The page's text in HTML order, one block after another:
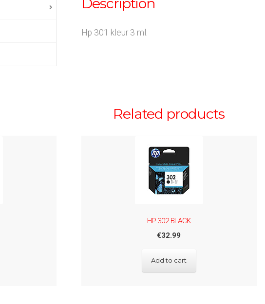
Hp 301 kleur 3 ml.
Related products
HP 302 BLACK
€32.99
Add to cart